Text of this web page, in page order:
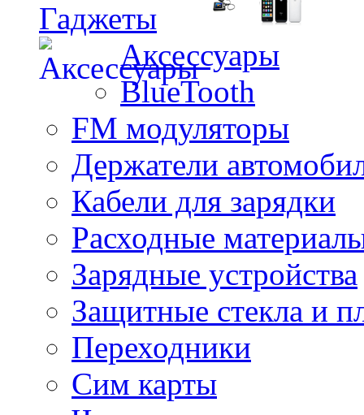
Гаджеты
Аксессуары
BlueTooth
FM модуляторы
Держатели
Кабели для зарядки
Расходные
Зарядные устройства
Защитные стекла и
Переходники
Сим карты